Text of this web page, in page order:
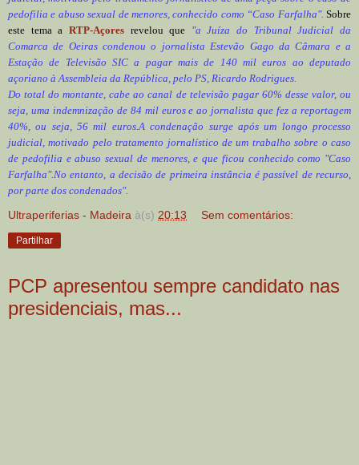
pedofilia e abuso sexual de menores, conhecido como “Caso Farfalha". Sobre
este tema a RTP-Açoresrevelou que "a Juíza do Tribunal Judicial da
Comarca de Oeiras condenou o jornalista Estevão Gago da Câmara e a
Estação de Televisão SIC a pagar mais de 140 mil euros ao deputado
açoriano à Assembleia da República, pelo PS, Ricardo Rodrigues.
Do total do montante, cabe ao canal de televisão pagar 60% desse valor, ou
seja, uma indemnização de 84 mil euros e ao jornalista que fez a reportagem
40%, ou seja, 56 mil euros.A condenação surge após um longo processo
judicial, motivado pelo tratamento jornalístico de um trabalho sobre o caso
de pedofilia e abuso sexual de menores, e que ficou conhecido como "Caso
Farfalha".No entanto, a decisão de primeira instância é passível de recurso,
por parte dos condenados".
Ultraperiferias - Madeira à(s) 20:13 Sem comentários:
Partilhar
PCP apresentou sempre candidato nas
presidenciais, mas...